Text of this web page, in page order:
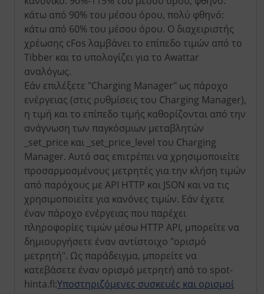
κάτω από 90% του μέσου όρου, πολύ φθηνό:
κάτω από 60% του μέσου όρου. Ο διαχειριστής
χρέωσης cFos λαμβάνει το επίπεδο τιμών από το
Tibber και το υπολογίζει για το Awattar
αναλόγως.
Εάν επιλέξετε "Charging Manager" ως πάροχο
ενέργειας (στις ρυθμίσεις του Charging Manager),
η τιμή και το επίπεδο τιμής καθορίζονται από την
ανάγνωση των παγκόσμιων μεταβλητών
_set_price και _set_price_level του Charging
Manager. Αυτό σας επιτρέπει να χρησιμοποιείτε
προσαρμοσμένους μετρητές για την κλήση τιμών
από παρόχους με API HTTP και JSON και να τις
χρησιμοποιείτε για κανόνες τιμών. Εάν έχετε
έναν πάροχο ενέργειας που παρέχει
πληροφορίες τιμών μέσω HTTP API, μπορείτε να
δημιουργήσετε έναν αντίστοιχο "ορισμό
μετρητή". Ως παράδειγμα, μπορείτε να
κατεβάσετε έναν ορισμό μετρητή από το spot-
hinta.fi:Υποστηριζόμενες συσκευές και ορισμοί